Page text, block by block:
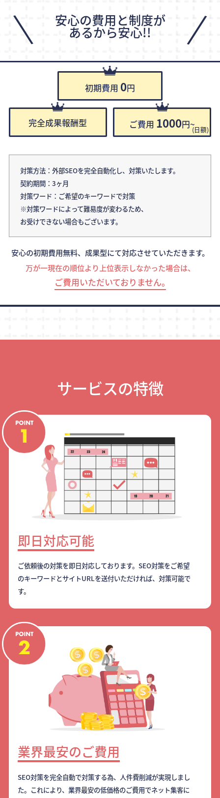
\ 安心の費用と制度が
あるから安心!! /
初期費用 0円
完全成果報酬型 ご費用 1000円~(日額)
対策方法：外部SEOを完全自動化し、対策いたします。
契約期間：3ヶ月
対策ワード：ご希望のキーワードで対策
※対策ワードによって難易度が変わるため、
お受けできない場合もございます。
安心の初期費用無料、成果型にて対応させていただきます。
万が一現在の順位より上位表示しなかった場合は、
ご費用いただいておりません｡
サービスの特徴
即日対応可能
ご依頼後の対策を即日対応しております。SEO対策をご希望
のキーワードとサイトURLを送付いただければ、対策可能で
す。
業界最安のご費用
SEO対策を完全自動で対策する為、人件費削減が実現しまし
た。これにより、業界最安の低価格のご費用でネット集客に